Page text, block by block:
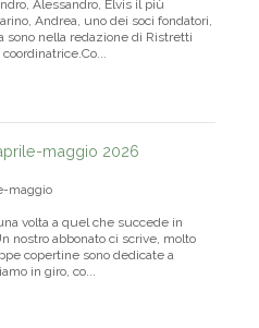
Alessandro, Elvis il più
Andrea, uno dei soci fondatori,
sono nella redazione di Ristretti
maggio 2026
maggio
volta a quel che succede in
nostro abbonato ci scrive, molto
copertine sono dedicate a
in giro, co...